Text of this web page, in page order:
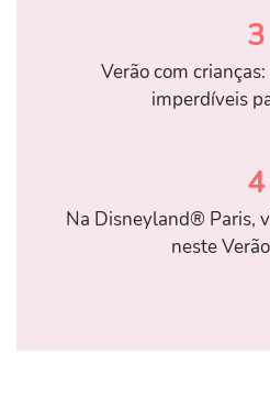
3
Verão com
imperdíveis
4
Na Disneyland® Paris,
neste